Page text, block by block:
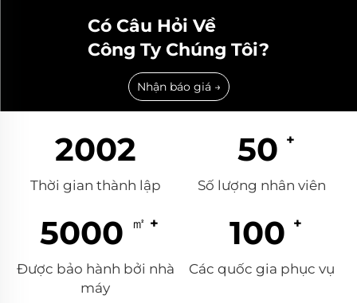
Có Câu Hỏi Về
Công Ty Chúng Tôi?
Nhận báo giá →
2002
Thời gian thành lập
50
Số lượng nhân viên
5000
Được bảo hành bởi nhà
máy
100
Các quốc gia phục vụ